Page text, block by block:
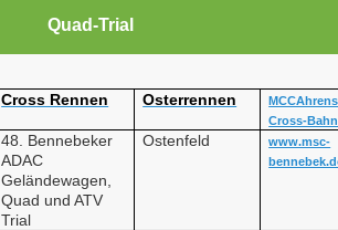
Quad-Trial
Cross Rennen Osterrennen
Cross-Bahn
48. Bennebeker
ADAC
Geländewagen,
Quad und ATV
Trial
Ostenfeld
www.msc-